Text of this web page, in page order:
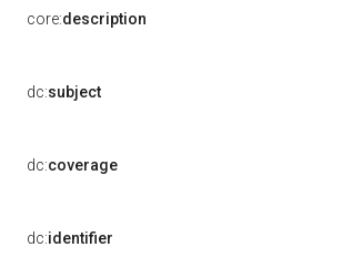
core:description
dc:subject
dc:coverage
dc:identifier